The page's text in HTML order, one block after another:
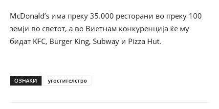
McDonald’s има преку 35.000 ресторани во преку 100
земји во светот, а во Виетнам конкуренција ќе му
бидат KFC, Burger King, Subway и Pizza Hut.
ОЗНАКИ угостителство